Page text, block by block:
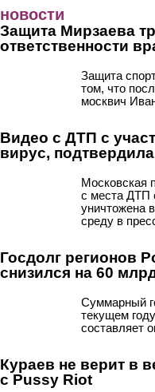
новости
Защита Мирзаева
ответственности
Защита
том, что
москвич
Видео с ДТП с
вирус,
Московская
с места ДТП
уничтожена
среду в
Госдолг регионов
снизился на 60
Суммарный
текущем
составляет
Кураев не верит в
с Pussy Riot